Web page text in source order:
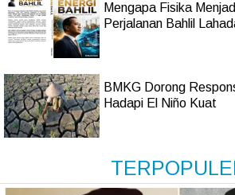
Mengapa Fisika
Perjalanan Bahlil
BMKG Dorong
Hadapi El Niño Kuat